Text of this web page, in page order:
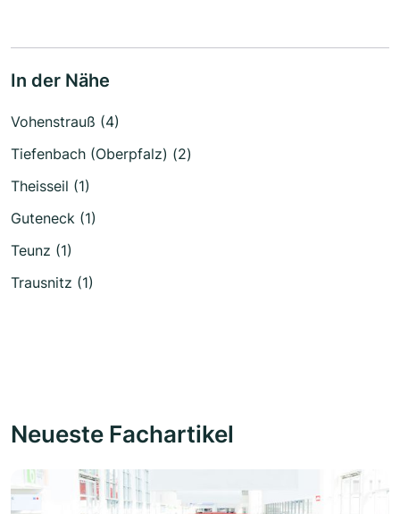
In der Nähe
Vohenstrauß (4)
Tiefenbach (Oberpfalz) (2)
Theisseil (1)
Guteneck (1)
Teunz (1)
Trausnitz (1)
Neueste Fachartikel